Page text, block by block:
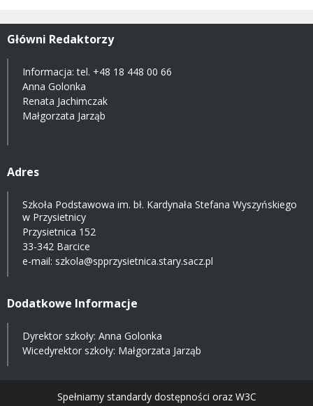
Główni Redaktorzy
Informacja: tel. +48 18 448 00 66
Anna Golonka
Renata Jachimczak
Małgorzata Jarząb
Adres
Szkoła Podstawowa im. bł. Kardynała Stefana Wyszyńskiego
w Przysietnicy
Przysietnica 152
33-342 Barcice
e-mail: szkola@spprzysietnica.stary.sacz.pl
Dodatkowe Informacje
Dyrektor szkoły: Anna Golonka
Wicedyrektor szkoły: Małgorzata Jarząb
Spełniamy standardy dostępności oraz W3C